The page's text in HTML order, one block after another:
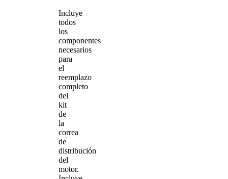
Incluye
todos
los
componentes
necesarios
para
el
reemplazo
completo
del
kit
de
la
correa
de
distribución
del
motor.